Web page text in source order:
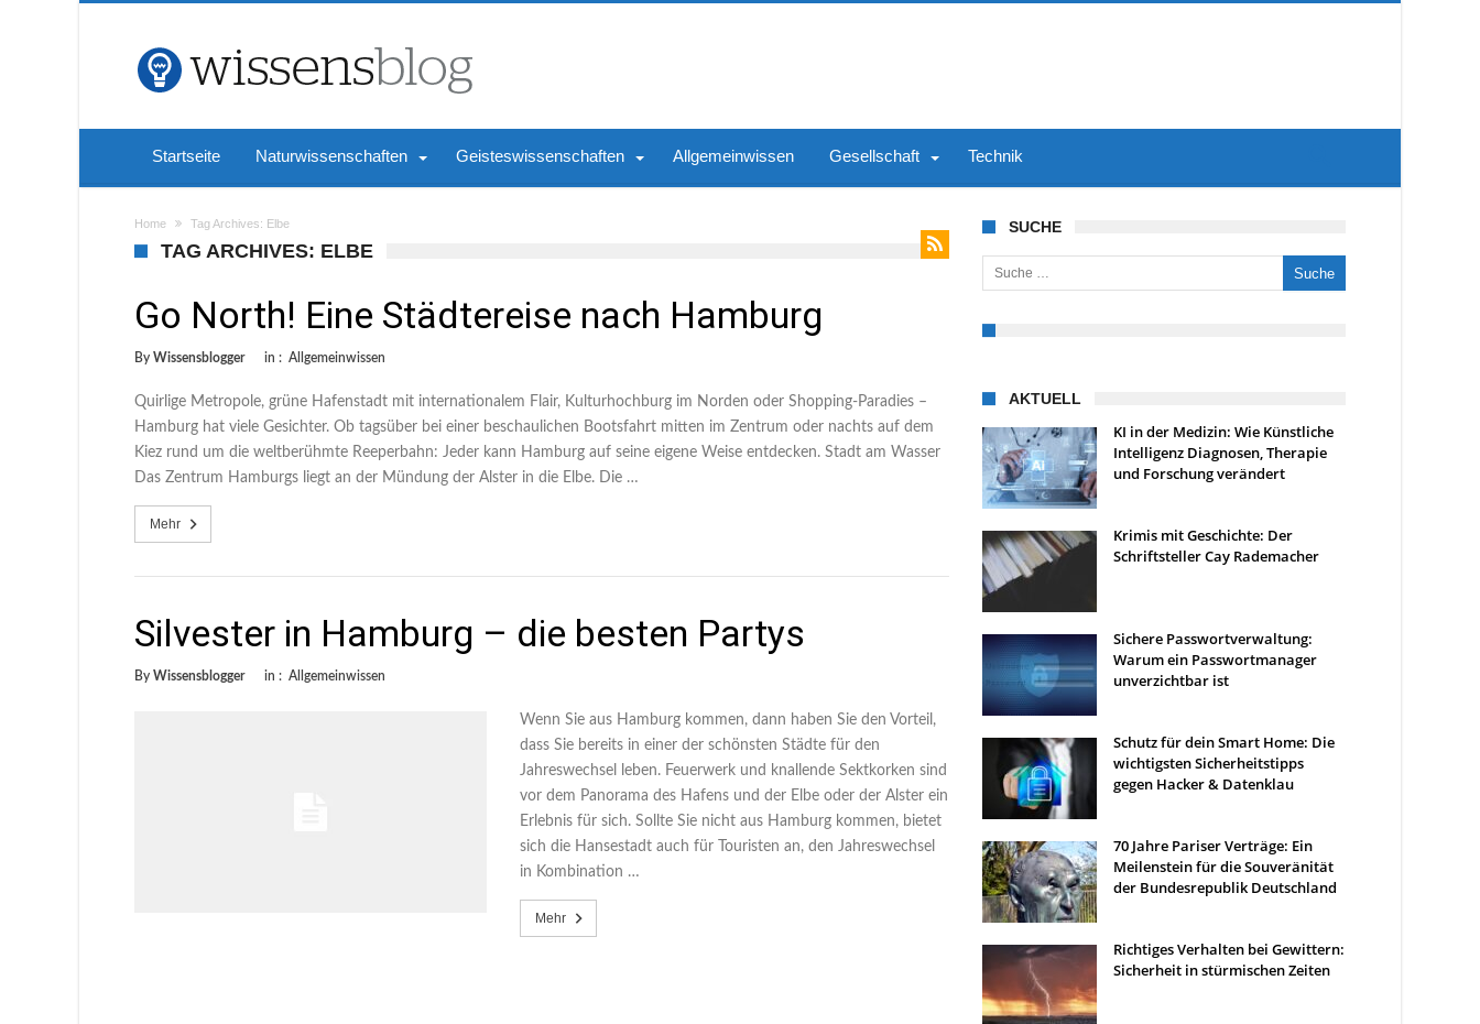
Startseite Naturwissenschaften Geisteswissenschaften Allgemeinwissen Gesellschaft Technik
Home Tag Archives: Elbe
TAG ARCHIVES: ELBE
Go North! Eine Städtereise nach Hamburg
By Wissensblogger in : Allgemeinwissen
Quirlige Metropole, grüne Hafenstadt mit internationalem Flair, Kulturhochburg im Norden oder Shopping-Paradies –
Hamburg hat viele Gesichter. Ob tagsüber bei einer beschaulichen Bootsfahrt mitten im Zentrum oder nachts auf dem
Kiez rund um die weltberühmte Reeperbahn: Jeder kann Hamburg auf seine eigene Weise entdecken. Stadt am Wasser
Das Zentrum Hamburgs liegt an der Mündung der Alster in die Elbe. Die …
Mehr
Silvester in Hamburg – die besten Partys
By Wissensblogger in : Allgemeinwissen
Wenn Sie aus Hamburg kommen, dann haben Sie den Vorteil,
dass Sie bereits in einer der schönsten Städte für den
Jahreswechsel leben. Feuerwerk und knallende Sektkorken sind
vor dem Panorama des Hafens und der Elbe oder der Alster ein
Erlebnis für sich. Sollte Sie nicht aus Hamburg kommen, bietet
sich die Hansestadt auch für Touristen an, den Jahreswechsel
in Kombination …
Mehr
SUCHE
Suche nach:
AKTUELL
KI in der Medizin: Wie Künstliche
Intelligenz Diagnosen, Therapie
und Forschung verändert
Krimis mit Geschichte: Der
Schriftsteller Cay Rademacher
Sichere Passwortverwaltung:
Warum ein Passwortmanager
unverzichtbar ist
Schutz für dein Smart Home: Die
wichtigsten Sicherheitstipps
gegen Hacker & Datenklau
70 Jahre Pariser Verträge: Ein
Meilenstein für die Souveränität
der Bundesrepublik Deutschland
Richtiges Verhalten bei Gewittern:
Sicherheit in stürmischen Zeiten